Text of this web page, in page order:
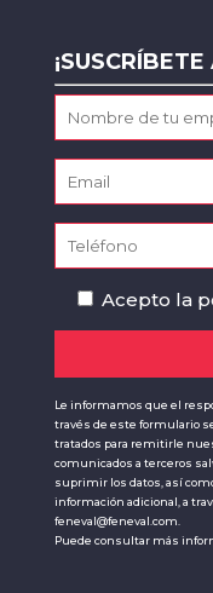
Acepto la
Le informamos que el
través de este formulario
tratados para remitirle
comunicados a terceros
suprimir los datos, así
información adicional, a
feneval@feneval.com.
Puede consultar más